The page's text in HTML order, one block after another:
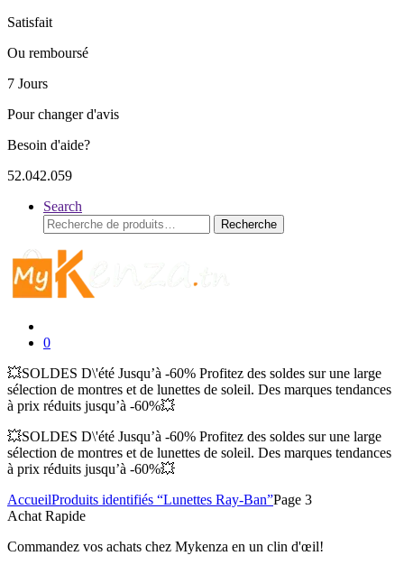
Satisfait
Ou remboursé
7 Jours
Pour changer d'avis
Besoin d'aide?
52.042.059
Search
Recherche
pour :
Recherche
0
💥SOLDES D\'été Jusqu’à -60% Profitez des soldes sur une large
sélection de montres et de lunettes de soleil. Des marques tendances
à prix réduits jusqu’à -60%💥
💥SOLDES D\'été Jusqu’à -60% Profitez des soldes sur une large
sélection de montres et de lunettes de soleil. Des marques tendances
à prix réduits jusqu’à -60%💥
AccueilProduits identifiés “Lunettes Ray-Ban”Page 3
Achat Rapide
Commandez vos achats chez Mykenza en un clin d'œil!